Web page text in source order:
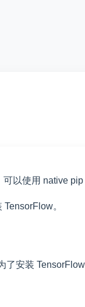
以使用 native pip
。
安装